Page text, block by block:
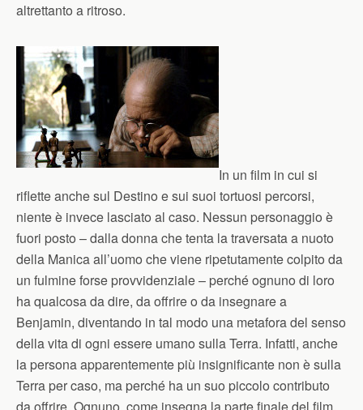
altrettanto a ritroso.
In un film in cui si
riflette anche sul Destino e sui suoi tortuosi percorsi,
niente è invece lasciato al caso. Nessun personaggio è
fuori posto – dalla donna che tenta la traversata a nuoto
della Manica all’uomo che viene ripetutamente colpito da
un fulmine forse provvidenziale – perché ognuno di loro
ha qualcosa da dire, da offrire o da insegnare a
Benjamin, diventando in tal modo una metafora del senso
della vita di ogni essere umano sulla Terra. Infatti, anche
la persona apparentemente più insignificante non è sulla
Terra per caso, ma perché ha un suo piccolo contributo